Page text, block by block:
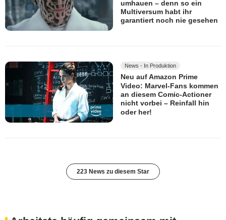
umhauen – denn so ein
Multiversum habt ihr
garantiert noch nie gesehen
News - In Produktion
Neu auf Amazon Prime
Video: Marvel-Fans kommen
an diesem Comic-Actioner
nicht vorbei – Reinfall hin
oder her!
223 News zu diesem Star